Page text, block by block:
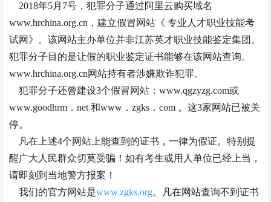
2018年5月7号，犯罪分子通过阿里云购买域名
www.hrchina.org.cn，建立假冒网站《 专业人才职业技能考
试网》。该网站主办单位并非江苏英才职业技能鉴定集团。
犯罪分子目的是让假的职业鉴定证书能够在该网站查询。
www.hrchina.org.cn网站持有者涉嫌欺诈犯罪。
犯罪分子还曾建设3个假冒网站：www.qgzyzg.com或
www.goodhrm．net 和www．zgks．com 。这3家网站已被关
停。
凡在上述4个网站上能查到的证书，一律为假证。特别提
醒广大人民群众切莫受骗！如有考生或用人单位已经上当，
请即刻到当地警方报案！
我们的官方网站是www.zgks.org。凡在网站查询不到证书